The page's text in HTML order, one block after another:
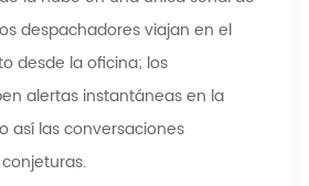
despachadores viajan en el
desde la oficina; los
alertas instantáneas en la
así las conversaciones